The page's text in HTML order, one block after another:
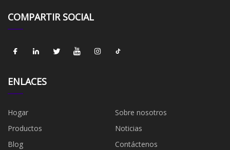
COMPARTIR SOCIAL
ENLACES
Hogar
Sobre nosotros
Productos
Noticias
Blog
Contáctenos